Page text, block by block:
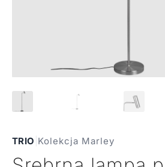
TRIO Kolekcja Marley